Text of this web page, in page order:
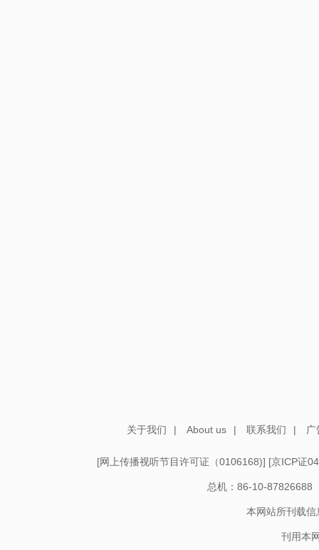
关于我们 | About us | 联系我们 |
[网上传播视听节目许可证（0106168)] [京ICP证
总机：86-10-87826688
本网站所刊载
刊用本